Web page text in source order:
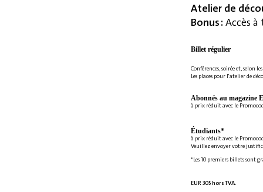
Atelier de
Bonus : Accès
Billet régulier
Conférences, soirée et, selon
Les places pour l'atelier de
Abonnés au magazine
à prix réduit avec le
Étudiants*
à prix réduit avec le
Veuillez envoyer votre
*Les 10 premiers billets sont
EUR 305 hors TVA.